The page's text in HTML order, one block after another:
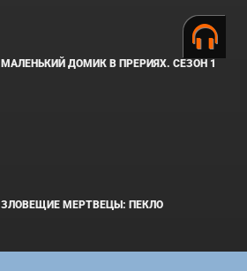
МАЛЕНЬКИЙ ДОМИК В ПРЕРИЯХ. СЕЗОН 1
ЗЛОВЕЩИЕ МЕРТВЕЦЫ: ПЕКЛО